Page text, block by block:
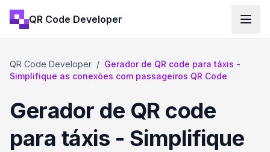
QR Code Developer
QR Code Developer / Gerador de QR code para táxis -
Simplifique as conexões com passageiros QR Code
Gerador de QR code
para táxis - Simplifique